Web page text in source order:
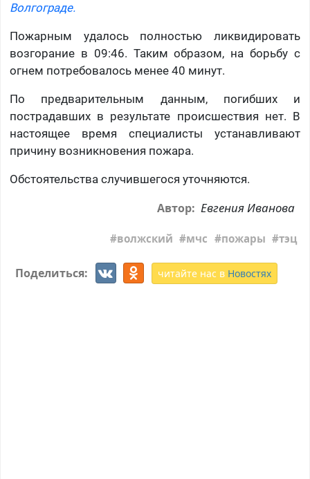
Волгограде.
Пожарным удалось полностью ликвидировать
возгорание в 09:46. Таким образом, на борьбу с
огнем потребовалось менее 40 минут.
По предварительным данным, погибших и
пострадавших в результате происшествия нет. В
настоящее время специалисты устанавливают
причину возникновения пожара.
Обстоятельства случившегося уточняются.
Автор: Евгения Иванова
волжский мчс пожары тэц
Поделиться: читайте нас в Новостях